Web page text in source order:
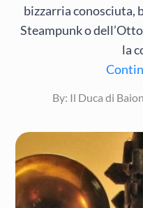
bizzarria conosciuta,
Steampunk o
la
By: Il Duca di